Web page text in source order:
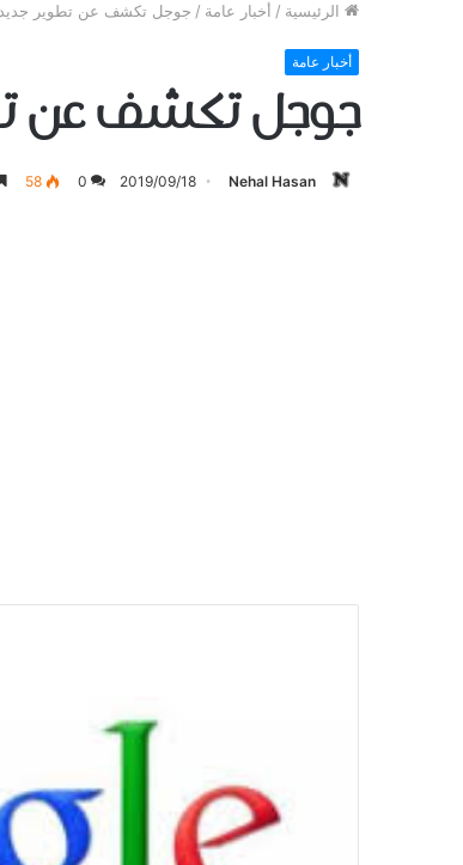
الرئيسية / أخبار عامة / جوجل تكشف عن تطوير جديد
أخبار عامة
جوجل تكشف عن
Nehal Hasan
2019/09/18
0
58